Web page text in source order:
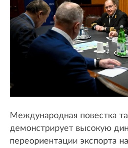
Международная повестка
демонстрирует высокую
переориентации экспорта